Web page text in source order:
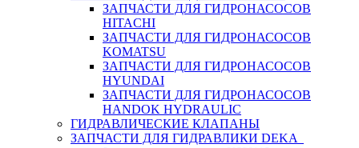
ЗАПЧАСТИ ДЛЯ ГИДРОНАСОСОВ
HITACHI
ЗАПЧАСТИ ДЛЯ ГИДРОНАСОСОВ
KOMATSU
ЗАПЧАСТИ ДЛЯ ГИДРОНАСОСОВ
HYUNDAI
ЗАПЧАСТИ ДЛЯ ГИДРОНАСОСОВ
HANDOK HYDRAULIC
ГИДРАВЛИЧЕСКИЕ КЛАПАНЫ
ЗАПЧАСТИ ДЛЯ ГИДРАВЛИКИ DEKA